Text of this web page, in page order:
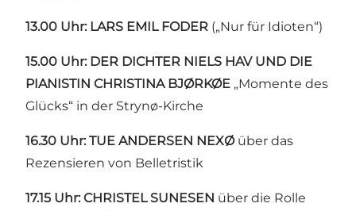
13.00 Uhr: LARS EMIL FODER („Nur für Idioten“)
15.00 Uhr: DER DICHTER NIELS HAV UND DIE
PIANISTIN CHRISTINA BJØRKØE „Momente des
Glücks“ in der Strynø-Kirche
16.30 Uhr: TUE ANDERSEN NEXØüber das
Rezensieren von Belletristik
17.15 Uhr: CHRISTEL SUNESEN über die Rolle